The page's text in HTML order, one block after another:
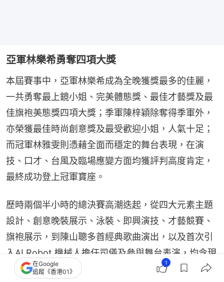
亞軍林樂希勇奪四項大獎
本屆賽事中，亞軍林樂希成為全晚獲獎最多的佳麗，
一共勇奪最上鏡小姐、完美體態獎、最佳才藝獎及最
佳旗袍美態獎四項大獎；季軍陳梓穎除奪得季軍外，
亦榮獲最佳時尚創意獎及最受歡迎小姐，人氣十足；
而冠軍林雅雯則憑藉全面而穩定的舞台表現，在演
技、口才、台風及臨場應變方面均獲評判高度肯定，
最終成功登上冠軍寶座。
歷時兩個半小時的總決賽高潮迭起，從四大元素主題
設計、創意晚裝展示、泳裝、即興演技、才藝競賽、
旗袍展示，到陳山聰多首經典歌曲演出，以及首次引
入AI Robot 機械人擔任司儀及參與舞台表演，均令現
場觀眾留下深刻印象，成為本屆總決賽最具代表性的
在Google
追蹤《香港01》
1